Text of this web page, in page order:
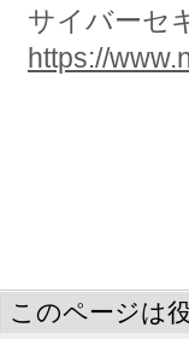
サイバーセ
https://
このページは